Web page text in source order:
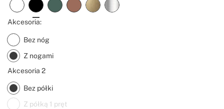
Akcesoria:
Bez nóg
Z nogami
Akcesoria 2
Bez półki
Z półką 1 pręt